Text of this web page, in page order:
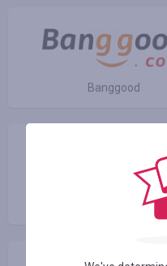
Banggood
SUNSKY.com